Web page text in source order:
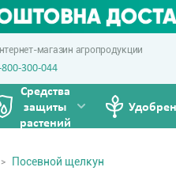
магазин агропродукции
300-044
Средства
защиты
растений
Посевной щелкун